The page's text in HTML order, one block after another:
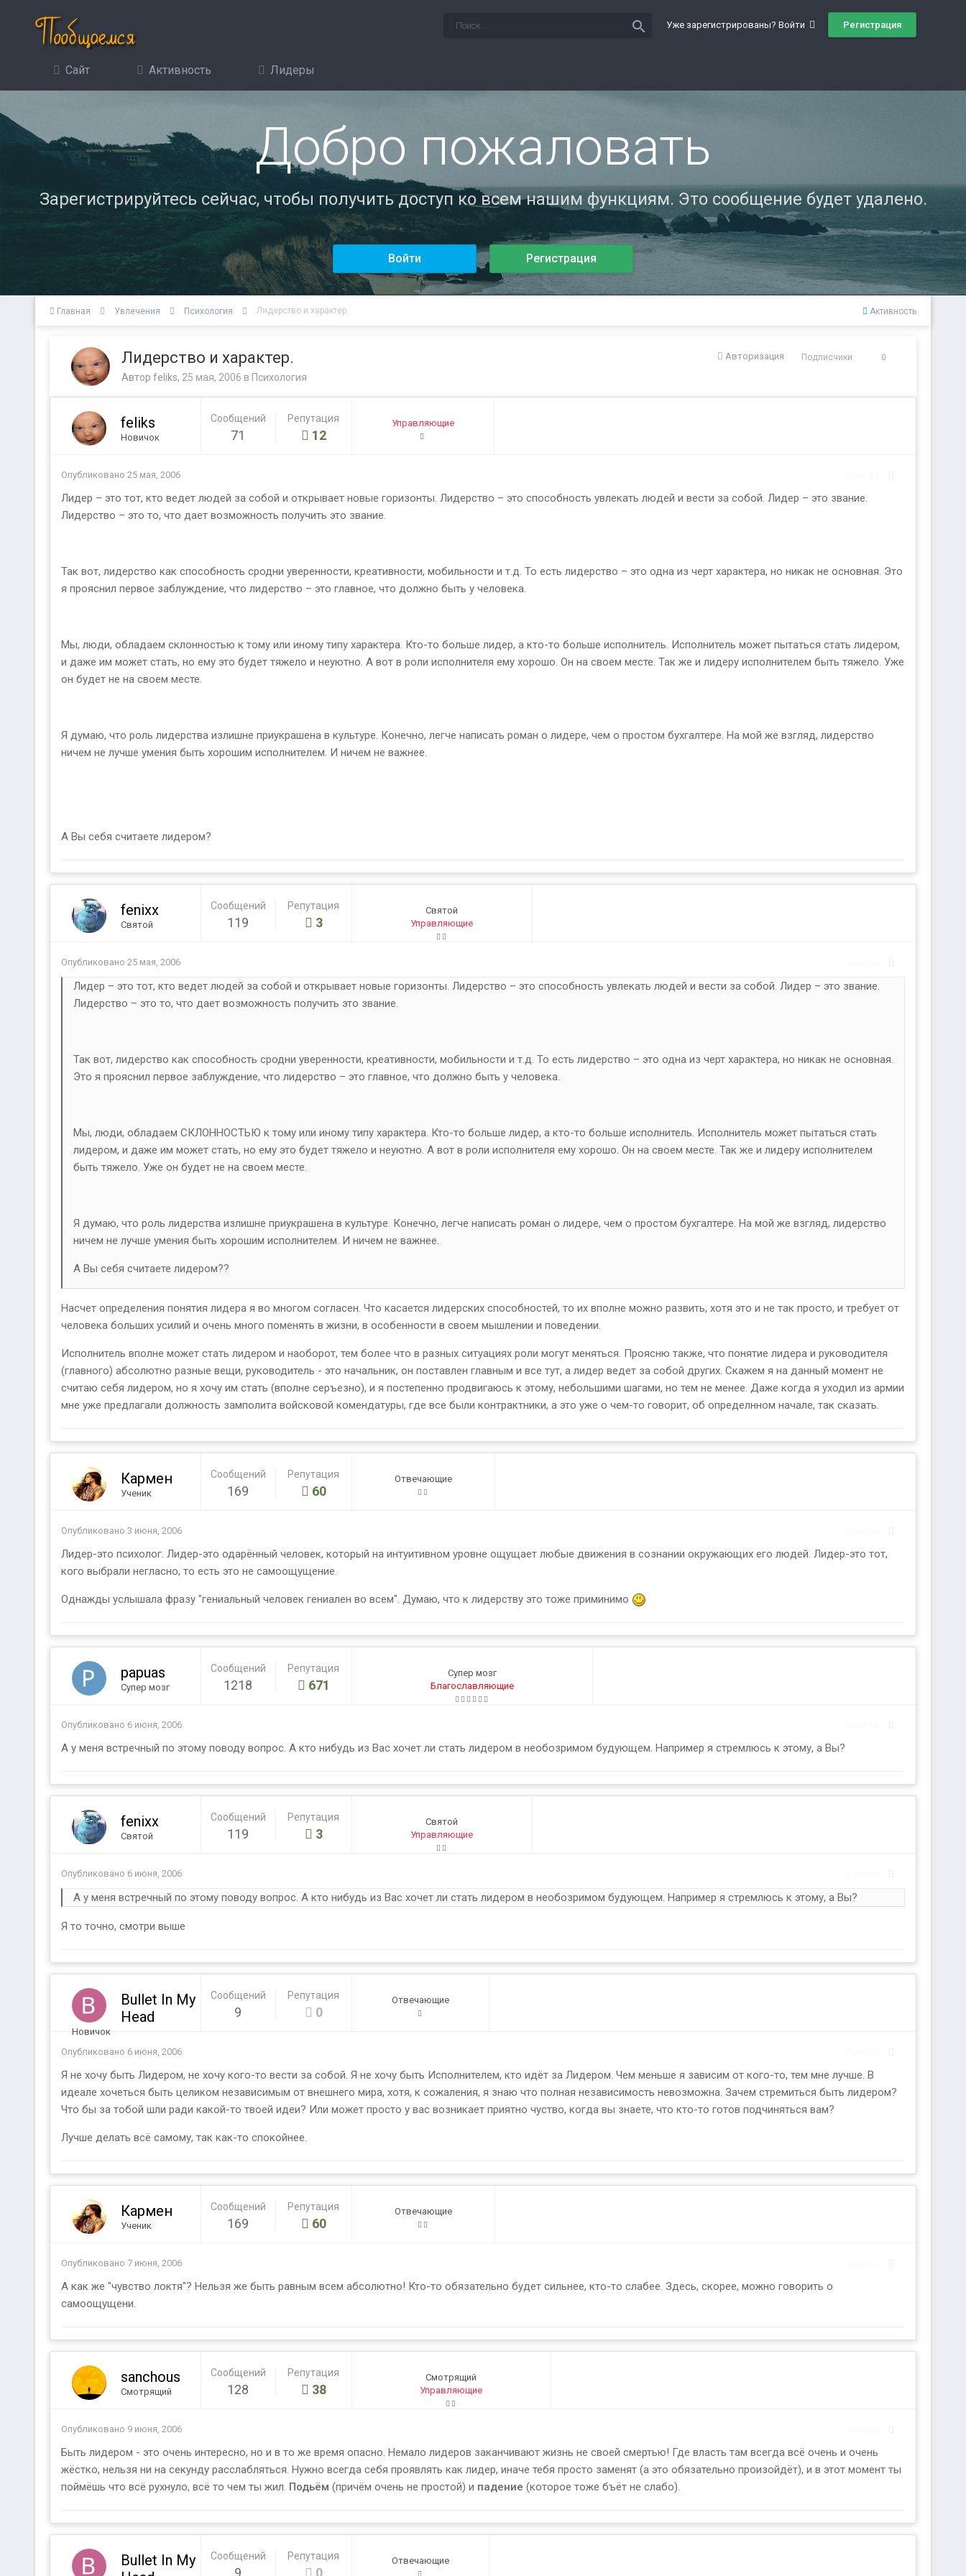
Уже зарегистрированы? Войти Регистрация
search
Сайт Активность Лидеры
Добро пожаловать
Зарегистрируйтесь сейчас, чтобы получить доступ ко всем нашим функциям. Это сообщение будет удалено.
Войти Регистрация
Активность
Главная Увлечения Психология Лидерство и характер.
Авторизация Подписчики 0
Лидерство и характер.
Автор feliks, 25 мая, 2006 в Психология
feliks
Новичок
Сообщений
71
Репутация
12
Управляющие
Опубликовано 25 мая, 2006
Лидер – это тот, кто ведет людей за собой и открывает новые горизонты. Лидерство – это способность увлекать людей и вести за собой. Лидер – это звание.
Лидерство – это то, что дает возможность получить это звание.
Так вот, лидерство как способность сродни уверенности, креативности, мобильности и т.д. То есть лидерство – это одна из черт характера, но никак не основная. Это
я прояснил первое заблуждение, что лидерство – это главное, что должно быть у человека.
Мы, люди, обладаем склонностью к тому или иному типу характера. Кто-то больше лидер, а кто-то больше исполнитель. Исполнитель может пытаться стать лидером,
и даже им может стать, но ему это будет тяжело и неуютно. А вот в роли исполнителя ему хорошо. Он на своем месте. Так же и лидеру исполнителем быть тяжело. Уже
он будет не на своем месте.
Я думаю, что роль лидерства излишне приукрашена в культуре. Конечно, легче написать роман о лидере, чем о простом бухгалтере. На мой же взгляд, лидерство
ничем не лучше умения быть хорошим исполнителем. И ничем не важнее.
А Вы себя считаете лидером?
fenixx
Святой
Сообщений
119
Репутация
3
Святой
Управляющие
Опубликовано 25 мая, 2006
Лидер – это тот, кто ведет людей за собой и открывает новые горизонты. Лидерство – это способность увлекать людей и вести за собой. Лидер – это звание.
Лидерство – это то, что дает возможность получить это звание.
Так вот, лидерство как способность сродни уверенности, креативности, мобильности и т.д. То есть лидерство – это одна из черт характера, но никак не основная.
Это я прояснил первое заблуждение, что лидерство – это главное, что должно быть у человека.
Мы, люди, обладаем СКЛОННОСТЬЮ к тому или иному типу характера. Кто-то больше лидер, а кто-то больше исполнитель. Исполнитель может пытаться стать
лидером, и даже им может стать, но ему это будет тяжело и неуютно. А вот в роли исполнителя ему хорошо. Он на своем месте. Так же и лидеру исполнителем
быть тяжело. Уже он будет не на своем месте.
Я думаю, что роль лидерства излишне приукрашена в культуре. Конечно, легче написать роман о лидере, чем о простом бухгалтере. На мой же взгляд, лидерство
ничем не лучше умения быть хорошим исполнителем. И ничем не важнее.
А Вы себя считаете лидером??
Насчет определения понятия лидера я во многом согласен. Что касается лидерских способностей, то их вполне можно развить, хотя это и не так просто, и требует от
человека больших усилий и очень много поменять в жизни, в особенности в своем мышлении и поведении.
Исполнитель вполне может стать лидером и наоборот, тем более что в разных ситуациях роли могут меняться. Проясню также, что понятие лидера и руководителя
(главного) абсолютно разные вещи, руководитель - это начальник, он поставлен главным и все тут, а лидер ведет за собой других. Скажем я на данный момент не
считаю себя лидером, но я хочу им стать (вполне серъезно), и я постепенно продвигаюсь к этому, небольшими шагами, но тем не менее. Даже когда я уходил из армии
мне уже предлагали должность замполита войсковой комендатуры, где все были контрактники, а это уже о чем-то говорит, об определнном начале, так сказать.
Кармен
Ученик
Сообщений
169
Репутация
60
Отвечающие
Опубликовано 3 июня, 2006
Лидер-это психолог. Лидер-это одарённый человек, который на интуитивном уровне ощущает любые движения в сознании окружающих его людей. Лидер-это тот,
кого выбрали негласно, то есть это не самоощущение.
Однажды услышала фразу "гениальный человек гениален во всем". Думаю, что к лидерству это тоже приминимо
papuas
Супер мозг
Сообщений
1218
Репутация
671
Супер мозг
Благославляющие
Опубликовано 6 июня, 2006
А у меня встречный по этому поводу вопрос. А кто нибудь из Вас хочет ли стать лидером в необозримом будующем. Например я стремлюсь к этому, а Вы?
fenixx
Святой
Сообщений
119
Репутация
3
Святой
Управляющие
Опубликовано 6 июня, 2006
А у меня встречный по этому поводу вопрос. А кто нибудь из Вас хочет ли стать лидером в необозримом будующем. Например я стремлюсь к этому, а Вы?
Я то точно, смотри выше
Bullet In My
Head
Новичок
Сообщений
9
Репутация
0
Отвечающие
Опубликовано 6 июня, 2006
Я не хочу быть Лидером, не хочу кого-то вести за собой. Я не хочу быть Исполнителем, кто идёт за Лидером. Чем меньше я зависим от кого-то, тем мне лучше. В
идеале хочеться быть целиком независимым от внешнего мира, хотя, к сожаления, я знаю что полная независимость невозможна. Зачем стремиться быть лидером?
Что бы за тобой шли ради какой-то твоей идеи? Или может просто у вас возникает приятно чуство, когда вы знаете, что кто-то готов подчиняться вам?
Лучше делать всё самому, так как-то спокойнее.
Кармен
Ученик
Сообщений
169
Репутация
60
Отвечающие
Опубликовано 7 июня, 2006
А как же "чувство локтя"? Нельзя же быть равным всем абсолютно! Кто-то обязательно будет сильнее, кто-то слабее. Здесь, скорее, можно говорить о
самоощущени.
sanchous
Смотрящий
Сообщений
128
Репутация
38
Смотрящий
Управляющие
Опубликовано 9 июня, 2006
Быть лидером - это очень интересно, но и в то же время опасно. Немало лидеров заканчивают жизнь не своей смертью! Где власть там всегда всё очень и очень
жёстко, нельзя ни на секунду расслабляться. Нужно всегда себя проявлять как лидер, иначе тебя просто заменят (а это обязательно произойдёт), и в этот момент ты
поймёшь что всё рухнуло, всё то чем ты жил. Подьём (причём очень не простой) и падение (которое тоже бъёт не слабо).
Bullet In My
Сообщений
9
Репутация
0
Отвечающие